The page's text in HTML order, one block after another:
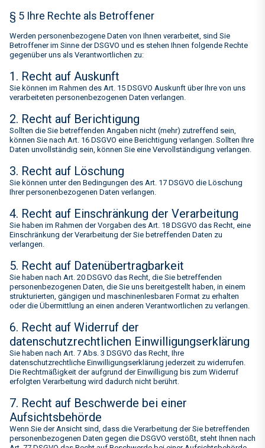
§ 5 Ihre Rechte als Betroffener
Werden personenbezogene Daten von Ihnen verarbeitet, sind Sie
Betroffener im Sinne der DSGVO und es stehen Ihnen folgende Rechte
gegenüber uns als Verantwortlichen zu:
1. Recht auf Auskunft
Sie können im Rahmen des Art. 15 DSGVO Auskunft über Ihre von uns
verarbeiteten personenbezogenen Daten verlangen.
2. Recht auf Berichtigung
Sollten die Sie betreffenden Angaben nicht (mehr) zutreffend sein,
können Sie nach Art. 16 DSGVO eine Berichtigung verlangen. Sollten Ihre
Daten unvollständig sein, können Sie eine Vervollständigung verlangen.
3. Recht auf Löschung
Sie können unter den Bedingungen des Art. 17 DSGVO die Löschung
Ihrer personenbezogenen Daten verlangen.
4. Recht auf Einschränkung der Verarbeitung
Sie haben im Rahmen der Vorgaben des Art. 18 DSGVO das Recht, eine
Einschränkung der Verarbeitung der Sie betreffenden Daten zu
verlangen.
5. Recht auf Datenübertragbarkeit
Sie haben nach Art. 20 DSGVO das Recht, die Sie betreffenden
personenbezogenen Daten, die Sie uns bereitgestellt haben, in einem
strukturierten, gängigen und maschinenlesbaren Format zu erhalten
oder die Übermittlung an einen anderen Verantwortlichen zu verlangen.
6. Recht auf Widerruf der
datenschutzrechtlichen Einwilligungserklärung
Sie haben nach Art. 7 Abs. 3 DSGVO das Recht, Ihre
datenschutzrechtliche Einwilligungserklärung jederzeit zu widerrufen.
Die Rechtmäßigkeit der aufgrund der Einwilligung bis zum Widerruf
erfolgten Verarbeitung wird dadurch nicht berührt.
7. Recht auf Beschwerde bei einer
Aufsichtsbehörde
Wenn Sie der Ansicht sind, dass die Verarbeitung der Sie betreffenden
personenbezogenen Daten gegen die DSGVO verstößt, steht Ihnen nach